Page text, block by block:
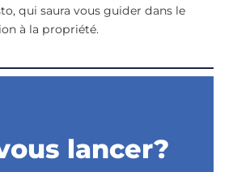
qui saura vous guider dans le
à la propriété.
lancer?